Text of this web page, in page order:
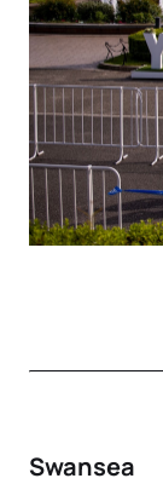
Swansea